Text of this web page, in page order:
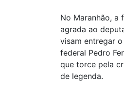
No Maranhão, a
agrada ao
visam entregar
federal Pedro
que torce pela
de legenda.